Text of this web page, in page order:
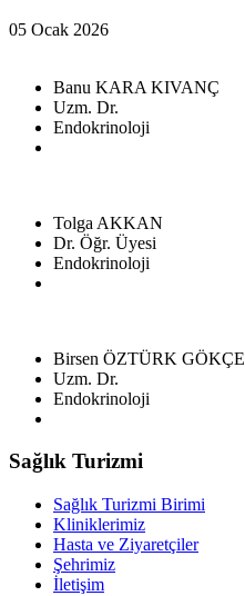
05 Ocak 2026
Banu KARA KIVANÇ
Uzm. Dr.
Endokrinoloji
Tolga AKKAN
Dr. Öğr. Üyesi
Endokrinoloji
Birsen ÖZTÜRK GÖKÇE
Uzm. Dr.
Endokrinoloji
Sağlık Turizmi
Sağlık Turizmi Birimi
Kliniklerimiz
Hasta ve Ziyaretçiler
Şehrimiz
İletişim